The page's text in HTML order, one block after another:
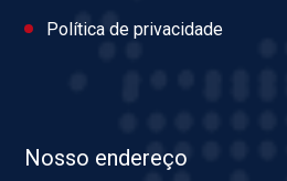
Política de privacidade
Nosso endereço